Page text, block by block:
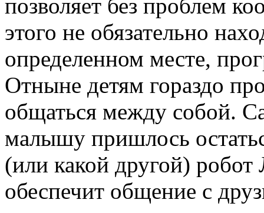
позволяет без проблем
этого не обязательно
определенном месте,
Отныне детям гораздо
общаться между собой.
малышу пришлось
(или какой другой) робот
обеспечит общение с